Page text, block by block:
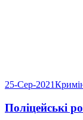
25-Сер-2021
Поліцейські